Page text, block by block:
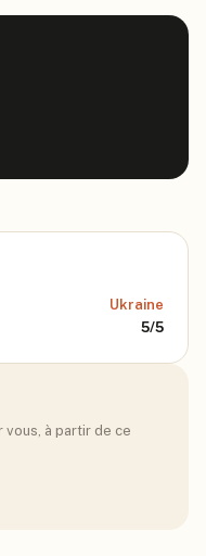
Ukraine
5/5
vous, à partir de ce